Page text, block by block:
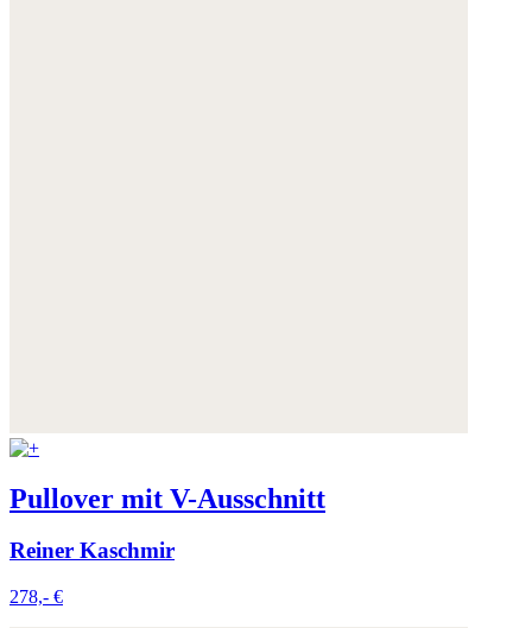
Pullover mit V-Ausschnitt
Reiner Kaschmir
278,- €